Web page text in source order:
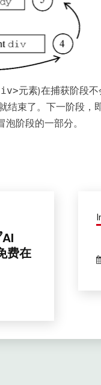
元素)在捕获阶段
结束了。下一阶段，
阶段的一部分。
费在